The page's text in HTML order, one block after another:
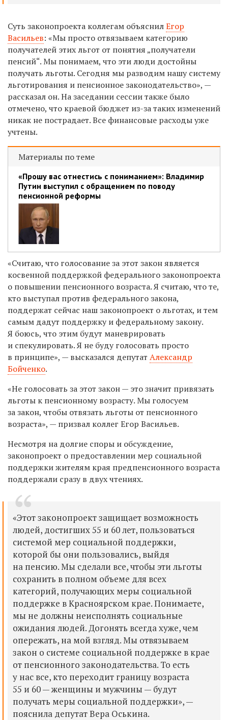
Суть законопроекта коллегам объяснилЕгор
Васильев: «Мы просто отвязываем категорию
получателей этих льгот от понятия „получатели
пенсий“. Мы понимаем, что эти люди достойны
получать льготы. Сегодня мы разводим нашу систему
льготирования и пенсионное законодательство», —
рассказал он. На заседании сессии также было
отмечено, что краевой бюджет из-за таких изменений
никак не пострадает. Все финансовые расходы уже
учтены.
Материалы по теме
«Прошу вас отнестись с пониманием»: Владимир
Путин выступил с обращением по поводу
пенсионной реформы
«Считаю, что голосование за этот закон является
косвенной поддержкой федерального законопроекта
о повышении пенсионного возраста. Я считаю, что те,
кто выступал против федерального закона,
поддержат сейчас наш законопроект о льготах, и тем
самым дадут поддержку и федеральному закону.
Я боюсь, что этим будут маневрировать
и спекулировать. Я не буду голосовать просто
в принципе», — высказался депутат Александр
Бойченко.
«Не голосовать за этот закон — это значит привязать
льготы к пенсионному возрасту. Мы голосуем
за закон, чтобы отвязать льготы от пенсионного
возраста», — призвал коллег Егор Васильев.
Несмотря на долгие споры и обсуждение,
законопроект о предоставлении мер социальной
поддержки жителям края предпенсионного возраста
поддержали сразу в двух чтениях.
«Этот законопроект защищает возможность
людей, достигших 55 и 60 лет, пользоваться
системой мер социальной поддержки,
которой бы они пользовались, выйдя
на пенсию. Мы сделали все, чтобы эти льготы
сохранить в полном объеме для всех
категорий, получающих меры социальной
поддержке в Красноярском крае. Понимаете,
мы не должны неисполнять социальные
ожидания людей. Догонять всегда хуже, чем
опережать, на мой взгляд. Мы отвязываем
закон о системе социальной поддержке в крае
от пенсионного законодательства. То есть
у нас все, кто переходит границу возраста
55 и 60 — женщины и мужчины — будут
получать меры социальной поддержки», —
пояснила депутат Вера Оськина.